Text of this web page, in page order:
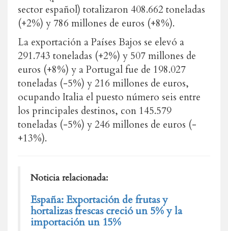
sector español) totalizaron 408.662 toneladas
(+2%) y 786 millones de euros (+8%).
La exportación a Países Bajos se elevó a
291.743 toneladas (+2%) y 507 millones de
euros (+8%) y a Portugal fue de 198.027
toneladas (-5%) y 216 millones de euros,
ocupando Italia el puesto número seis entre
los principales destinos, con 145.579
toneladas (-5%) y 246 millones de euros (-
+13%).
Noticia relacionada:
España: Exportación de frutas y
hortalizas frescas creció un 5% y la
importación un 15%